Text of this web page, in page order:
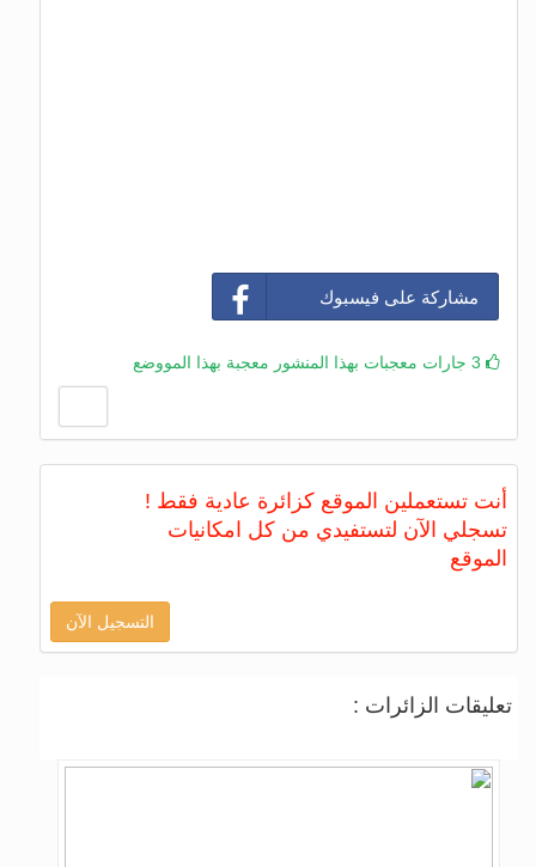
مشاركة على فيسبوك
أنت تستعملين الموقع كزائرة عادية فقط !
تسجلي الآن لتستفيدي من كل امكانيات
الموقع
التسجيل الآن
تعليقات الزائرات :